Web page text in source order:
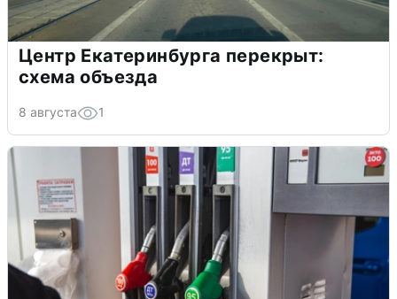
Центр Екатеринбурга перекрыт:
схема объезда
8 августа 1